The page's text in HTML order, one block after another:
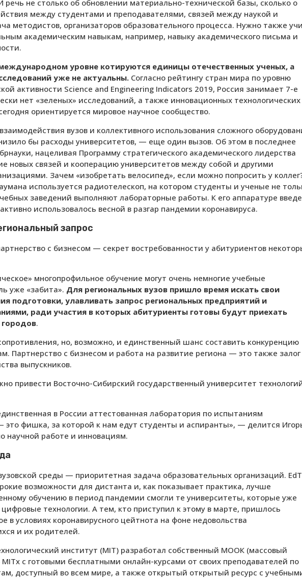
речь не столько об обновлении материально-технической базы, сколько о
между студентами и преподавателями, связей между наукой и
методистов, организаторов образовательного процесса. Нужно также
академическим навыкам, например, навыку академического письма и
уровне котируются единицы отечественных ученых, а
уже не актуальны. Согласно рейтингу стран мира по уровню
активности Science and Engineering Indicators 2019, Россия занимает 7-е
нет «зеленых» исследований, а также инновационных технологических
ориентируется мировое научное сообщество.
вузов и коллективного использования сложного
бы расходы университетов, — еще один вызов. Об этом в последнее
нацеливая Программу стратегического академического лидерства
новых связей и кооперацию университетов между собой и другими
Зачем «изобретать велосипед», если можно попросить у
используется радиотелескоп, на котором студенты и ученые не
заведений выполняют лабораторные работы. К его аппаратуре
использовалось весной в разгар пандемии коронавируса.
запрос
с бизнесом — секрет востребованности у абитуриентов
многопрофильное обучение могут очень немногие учебные
уже «забита». Для региональных вузов пришло время искать свои
подготовки, улавливать запрос региональных предприятий и
ради участия в которых абитуриенты готовы будут приехать
.
но, возможно, и единственный шанс составить конкуренцию
Партнерство с бизнесом и работа на развитие региона — это также залог
выпускников.
привести Восточно-Сибирский государственный университет
в России аттестованная лаборатория по испытаниям
это фишка, за которой к нам едут студенты и аспиранты», — делится
научной работе и инновациям.
среды — приоритетная задача образовательных организаций.
возможности для дистанта и, как показывает практика, лучше
обучению в период пандемии смогли те университеты, которые уже
технологии. А тем, кто приступил к этому в марте, пришлось
в условиях коронавирусного цейтнота на фоне недовольства
и их родителей.
институт (MIT) разработал собственный МООК (массовый
с готовыми бесплатными онлайн-курсами от своих преподавателей по
доступный во всем мире, а также открытый открытый ресурс с